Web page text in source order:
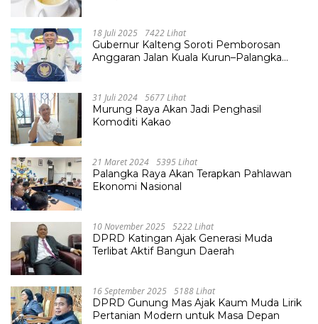
18 Juli 2025 7422 Lihat
Gubernur Kalteng Soroti Pemborosan
Anggaran Jalan Kuala Kurun–Palangka
31 Juli 2024 5677 Lihat
Murung Raya Akan Jadi Penghasil
Komoditi Kakao
21 Maret 2024 5395 Lihat
Palangka Raya Akan Terapkan Pahlawan
Ekonomi Nasional
10 November 2025 5222 Lihat
DPRD Katingan Ajak Generasi Muda
Terlibat Aktif Bangun Daerah
16 September 2025 5188 Lihat
DPRD Gunung Mas Ajak Kaum Muda Lirik
Pertanian Modern untuk Masa Depan